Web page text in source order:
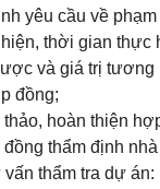
yêu cầu về
thời gian thực
và giá trị
đồng;
hoàn thiện
thẩm định
thẩm tra dự án: